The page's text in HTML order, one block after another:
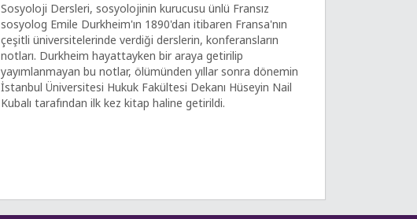
Sosyoloji Dersleri, sosyolojinin kurucusu ünlü Fransız
sosyolog Emile Durkheim'ın 1890'dan itibaren Fransa'nın
çeşitli üniversitelerinde verdiği derslerin, konferansların
notları. Durkheim hayattayken bir araya getirilip
yayımlanmayan bu notlar, ölümünden yıllar sonra dönemin
İstanbul Üniversitesi Hukuk Fakültesi Dekanı Hüseyin Nail
Kubalı tarafından ilk kez kitap haline getirildi.